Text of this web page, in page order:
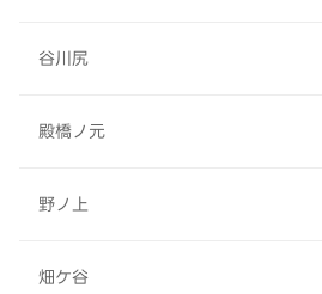
谷川尻
殿橋ノ元
野ノ上
畑ケ谷